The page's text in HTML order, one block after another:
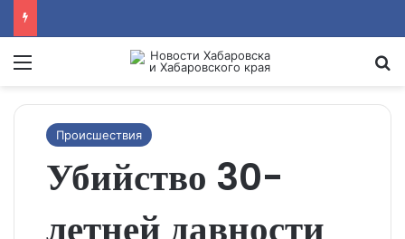
Menu
Происшествия
Убийство 30-
летней давности